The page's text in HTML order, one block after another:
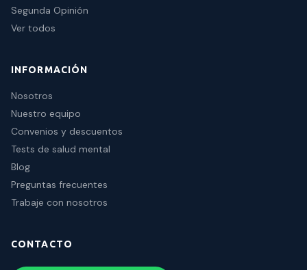
Segunda Opinión
Ver todos
INFORMACIÓN
Nosotros
Nuestro equipo
Convenios y descuentos
Tests de salud mental
Blog
Preguntas frecuentes
Trabaje con nosotros
CONTACTO